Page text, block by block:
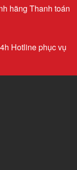
hãng Thanh toán
Hotline phục vụ